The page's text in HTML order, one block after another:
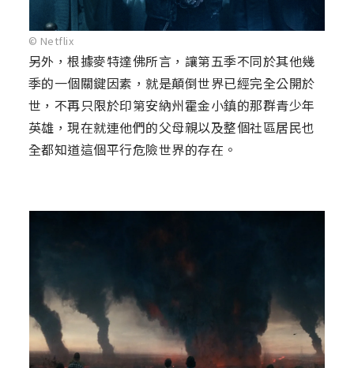
© Netflix
另外，根據麥特達佛所言，讓第五季不同於其他幾
季的一個關鍵因素，就是顛倒世界已經完全公開於
世，不再只限於印第安納州霍金小鎮的那群青少年
英雄，現在就連他們的父母親以及整個社區居民也
全都知道這個平行危險世界的存在。